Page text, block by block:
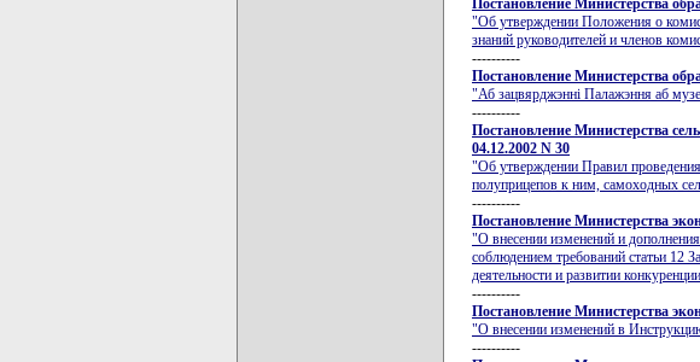
Постановление Министерства
"Об утверждении Положения о
знаний руководителей и членов
----------
Постановление Министерства
"Аб зацвярджэннi Палажэння аб
----------
Постановление Министерства
04.12.2002 N 30
"Об утверждении Правил проведения
полуприцепов к ним, самоходных
----------
Постановление Министерства
"О внесении изменений и
соблюдением требований статьи 12
деятельности и развитии
----------
Постановление Министерства
"О внесении изменений в
----------